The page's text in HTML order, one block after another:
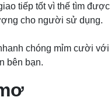
tiếp tốt vì thế tìm
cho người sử dụng.
chóng mỉm cười với
bên bạn.